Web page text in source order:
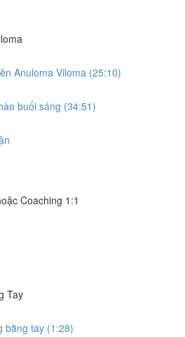
Anuloma Viloma (25:10)
buổi sáng (34:51)
Coaching 1:1
Tay
bằng tay (1:28)